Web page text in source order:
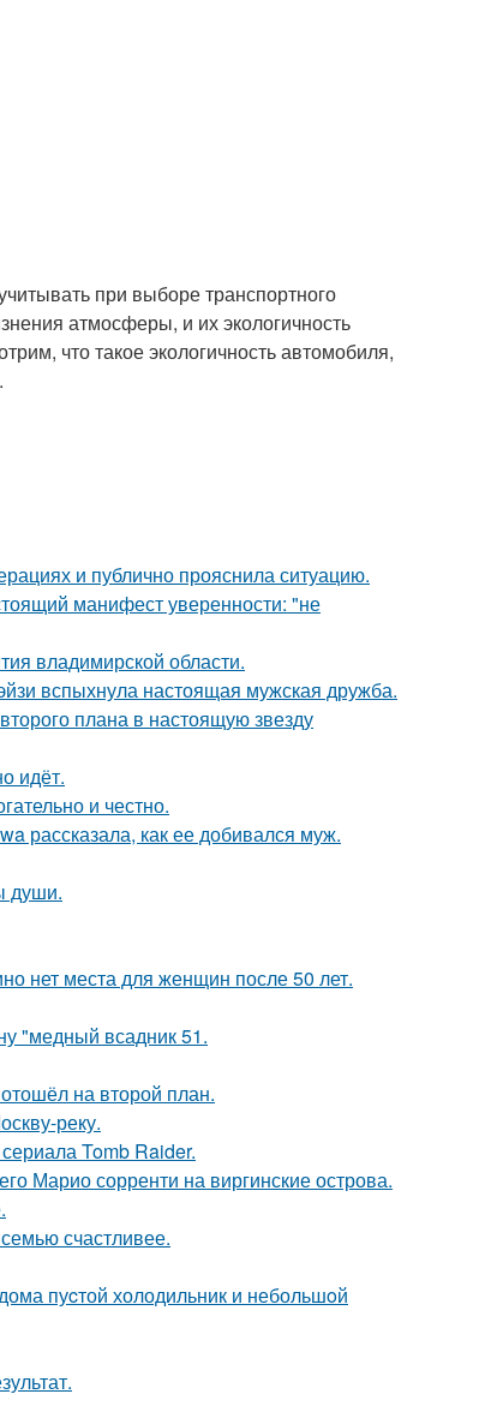
при выборе транспортного
атмосферы, и их экологичность
что такое экологичность автомобиля,
и публично прояснила ситуацию.
манифест уверенности: "не
владимирской области.
вспыхнула настоящая мужская дружба.
плана в настоящую звезду
идёт.
и честно.
рассказала, как ее добивался муж.
души.
нет места для женщин после 50 лет.
"медный всадник 51.
на второй план.
реку.
Tomb Raider.
Марио сорренти на виргинские острова.
счастливее.
пуcтой холодильник и небольшoй